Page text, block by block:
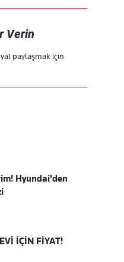
Verin
paylaşmak için
Hyundai'den
İÇİN FİYAT!